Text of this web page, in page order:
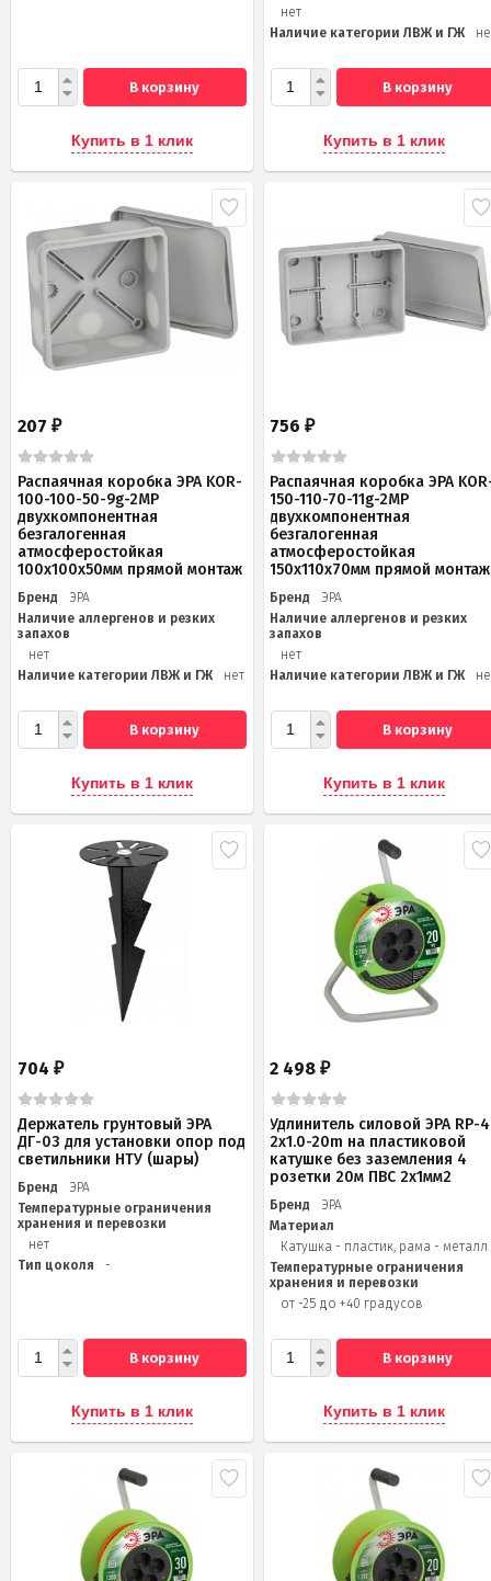
В корзину
Купить в 1 клик
нет
Наличие категории ЛВЖ и ГЖ
В корзину
Купить в 1 клик
207 ₽
Распаячная коробка ЭРА KOR-
100-100-50-9g-2MP
двухкомпонентная
безгалогенная
атмосферостойкая
100х100х50мм прямой монтаж
Бренд
ЭРА
Наличие аллергенов и резких
запахов
нет
Наличие категории ЛВЖ и ГЖ
нет
В корзину
Купить в 1 клик
756₽
Распаячная коробка ЭРА
150-110-70-11g-2MP
двухкомпонентная
безгалогенная
атмосферостойкая
150х110х70мм прямой монтаж
Бренд
ЭРА
Наличие аллергенов и резких
запахов
нет
Наличие категории ЛВЖ и ГЖ
В корзину
Купить в 1 клик
704 ₽
Держатель грунтовый ЭРА
ДГ-03 для установки опор под
светильники НТУ (шары)
Бренд
ЭРА
Температурные ограничения
хранения и перевозки
нет
Тип цоколя
-
В корзину
Купить в 1 клик
2 498₽
Удлинитель силовой ЭРА RP-
2x1.0-20m на пластиковой
катушке без заземления 4
розетки 20м ПВС 2х1мм2
Бренд
ЭРА
Материал
Катушка - пластик, рама - металл
Температурные ограничения
хранения и перевозки
от -25 до +40 градусов
В корзину
Купить в 1 клик